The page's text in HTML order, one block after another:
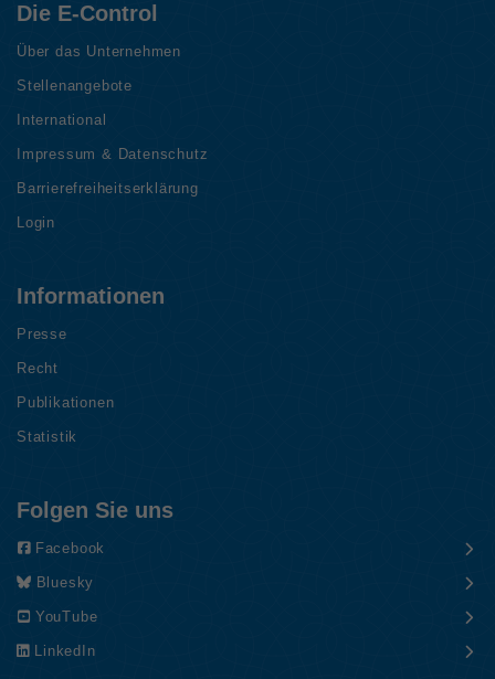
Die E-Control
Über das Unternehmen
Stellenangebote
International
Impressum & Datenschutz
Barrierefreiheitserklärung
Login
Informationen
Presse
Recht
Publikationen
Statistik
Folgen Sie uns
Facebook
Bluesky
YouTube
LinkedIn